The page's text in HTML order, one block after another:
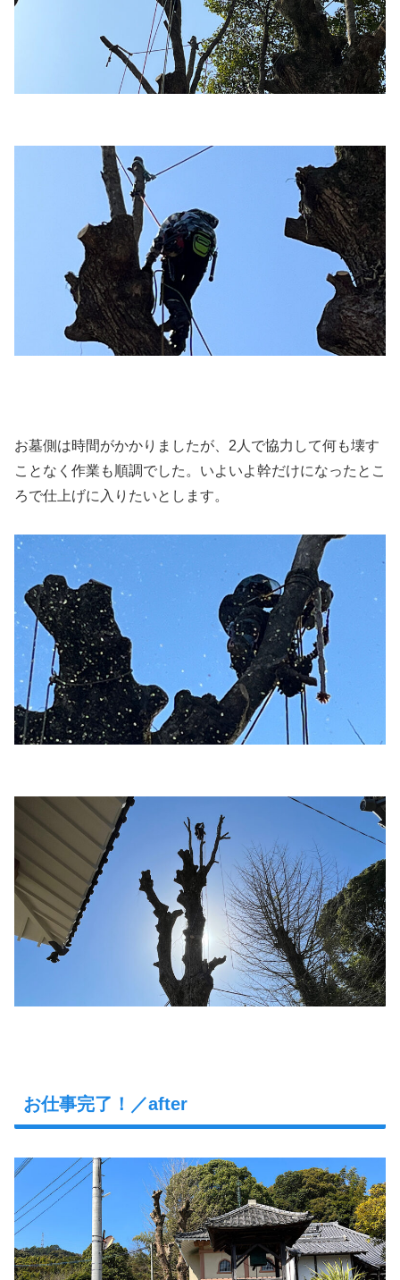
お墓側は時間がかかりましたが、2人で協力して何も壊す
ことなく作業も順調でした。いよいよ幹だけになったとこ
ろで仕上げに入りたいとします。
お仕事完了！／after